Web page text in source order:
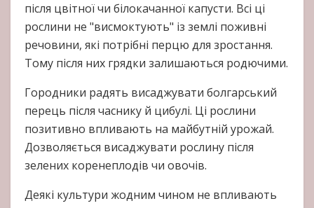
після цвітної чи білокачанної капусти. Всі ці
рослини не "висмоктують" із землі поживні
речовини, які потрібні перцю для зростання.
Тому після них грядки залишаються родючими.
Городники радять висаджувати болгарський
перець після часнику й цибулі. Ці рослини
позитивно впливають на майбутній урожай.
Дозволяється висаджувати рослину після
зелених коренеплодів чи овочів.
Деякі культури жодним чином не впливають